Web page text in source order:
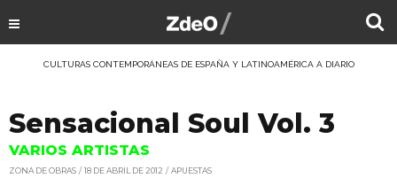
CULTURAS CONTEMPORÁNEAS DE ESPAÑA Y LATINOAMÉRICA A DIARIO
Sensacional Soul Vol. 3
VARIOS ARTISTAS
ZONA DE OBRAS 18 DE ABRIL DE 2012 APUESTAS